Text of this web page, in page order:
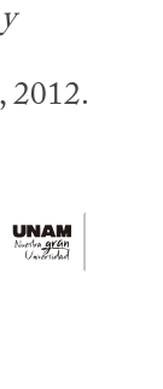
2012.